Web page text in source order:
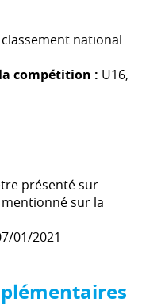
national
compétition : U16,
présenté sur
sur la
01/2021